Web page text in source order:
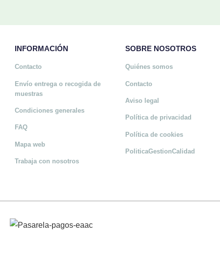
INFORMACIÓN
Contacto
Envío entrega o recogida de
muestras
Condiciones generales
FAQ
Mapa web
Trabaja con nosotros
SOBRE NOSOTROS
Quiénes somos
Contacto
Aviso legal
Política de privacidad
Política de cookies
PoliticaGestionCalidad